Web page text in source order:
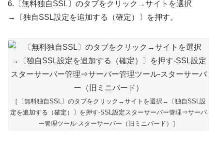
6.〔無料独自SSL〕のタブをクリック→サイトを選択
→〔独自SSL設定を追加する（確定）〕を押す。
［〔無料独自SSL〕のタブをクリック→サイトを選択→〔独自SSL設
定を追加する（確定）〕を押す-SSL設定スターサーバー管理⇒サーバ
ー管理ツール-スターサーバー（旧ミニバード）］